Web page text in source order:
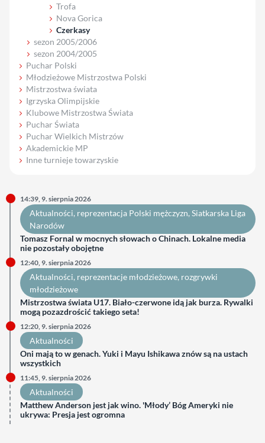
Trofa
Nova Gorica
Czerkasy
sezon 2005/2006
sezon 2004/2005
Puchar Polski
Młodzieżowe Mistrzostwa Polski
Mistrzostwa świata
Igrzyska Olimpijskie
Klubowe Mistrzostwa Świata
Puchar Świata
Puchar Wielkich Mistrzów
Akademickie MP
Inne turnieje towarzyskie
14:39, 9. sierpnia 2026
Aktualności, reprezentacja Polski mężczyzn, Siatkarska Liga
Narodów
Tomasz Fornal w mocnych słowach o Chinach. Lokalne media
nie pozostały obojętne
12:40, 9. sierpnia 2026
Aktualności, reprezentacje młodzieżowe, rozgrywki
młodzieżowe
Mistrzostwa świata U17. Biało-czerwone idą jak burza. Rywalki
mogą pozazdrościć takiego seta!
12:20, 9. sierpnia 2026
Aktualności
Oni mają to w genach. Yuki i Mayu Ishikawa znów są na ustach
wszystkich
11:45, 9. sierpnia 2026
Aktualności
Matthew Anderson jest jak wino. 'Młody’ Bóg Ameryki nie
ukrywa: Presja jest ogromna